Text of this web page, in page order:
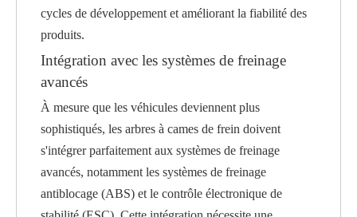
cycles de développement et améliorant la fiabilité des
produits.
Intégration avec les systèmes de freinage
avancés
À mesure que les véhicules deviennent plus
sophistiqués, les arbres à cames de frein doivent
s'intégrer parfaitement aux systèmes de freinage
avancés, notamment les systèmes de freinage
antiblocage (ABS) et le contrôle électronique de